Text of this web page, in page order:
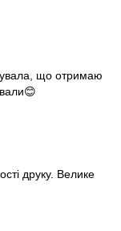
що отримаю
друку. Велике